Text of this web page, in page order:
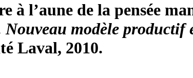
à l’aune de la pensée
modèle productif
Laval, 2010.